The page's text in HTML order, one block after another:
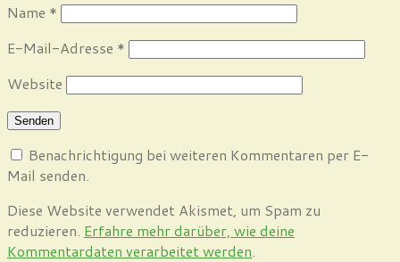
Name *
E-Mail-Adresse *
Website
Benachrichtigung bei weiteren Kommentaren per E-
Mail senden.
Diese Website verwendet Akismet, um Spam zu
reduzieren. Erfahre mehr darüber, wie deine
Kommentardaten verarbeitet werden.